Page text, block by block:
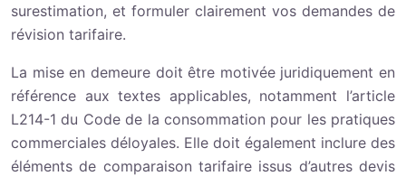
surestimation, et formuler clairement vos demandes de
révision tarifaire.
La mise en demeure doit être motivée juridiquement en
référence aux textes applicables, notamment l’article
L214-1 du Code de la consommation pour les pratiques
commerciales déloyales. Elle doit également inclure des
éléments de comparaison tarifaire issus d’autres devis